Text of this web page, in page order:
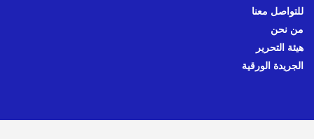
للتواصل معنا
من نحن
هيئة التحرير
الجريدة الورقية